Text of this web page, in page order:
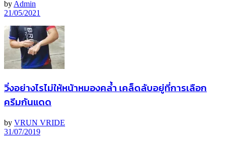
by Admin
21/05/2021
วิ่งอย่างไรไม่ให้หน้าหมองคล้ำ เคล็ดลับอยู่ที่การเลือก
ครีมกันแดด
by VRUN VRIDE
31/07/2019